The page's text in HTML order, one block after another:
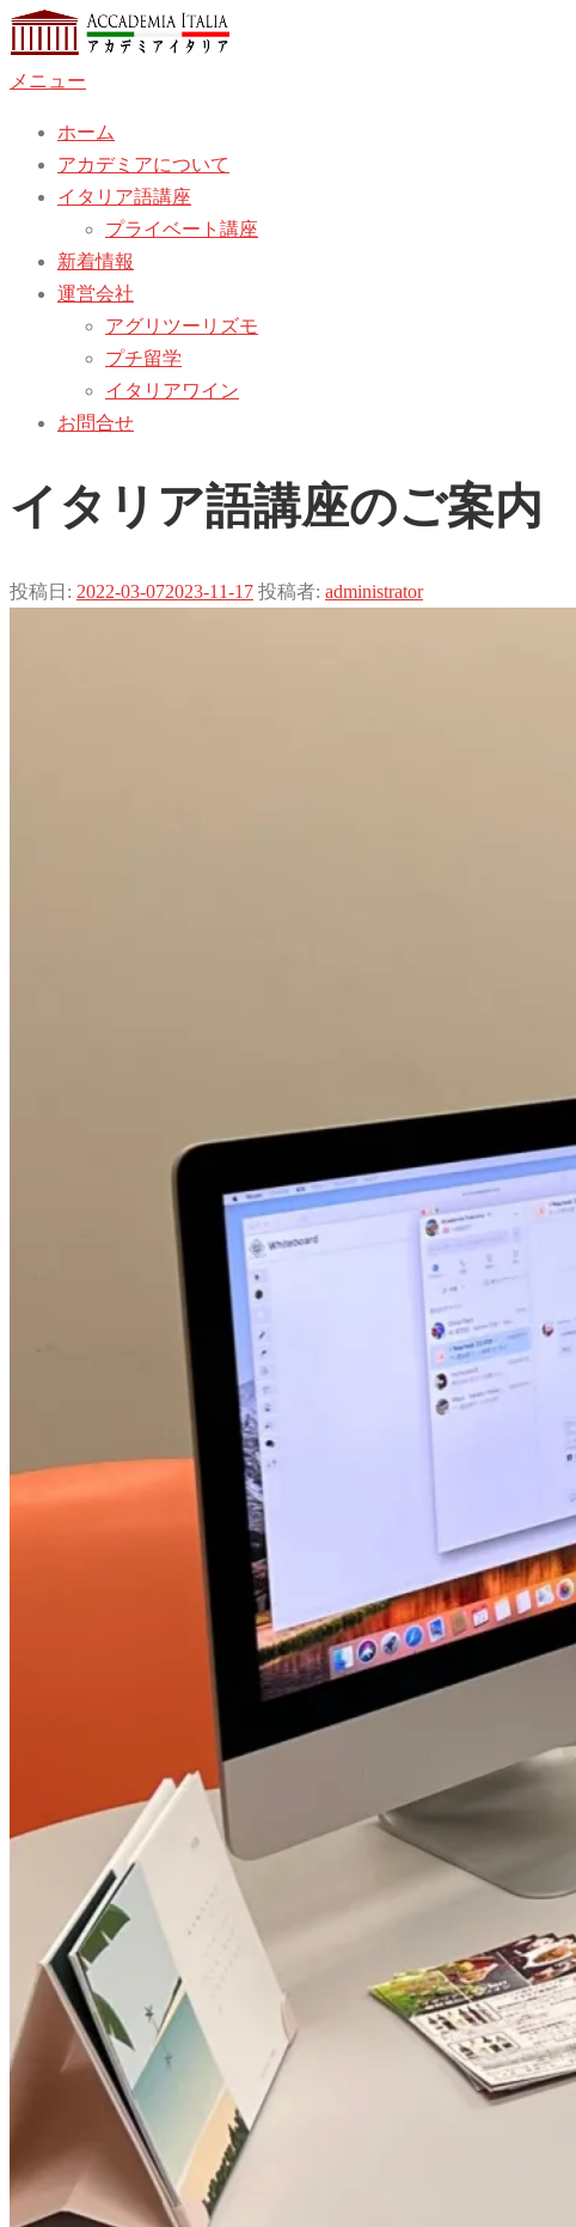
コ
ン
テ
メニュー
ホーム
アカデミアについて
イタリア語講座
プライベート講座
新着情報
運営会社
アグリツーリズモ
プチ留学
イタリアワイン
お問合せ
イタリア語講座のご案内
投稿日: 2022-03-072023-11-17 投稿者: administrator